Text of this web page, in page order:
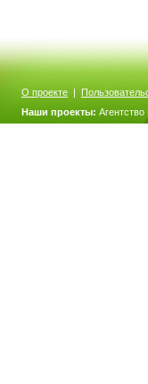
О проекте |
Наши проекты: